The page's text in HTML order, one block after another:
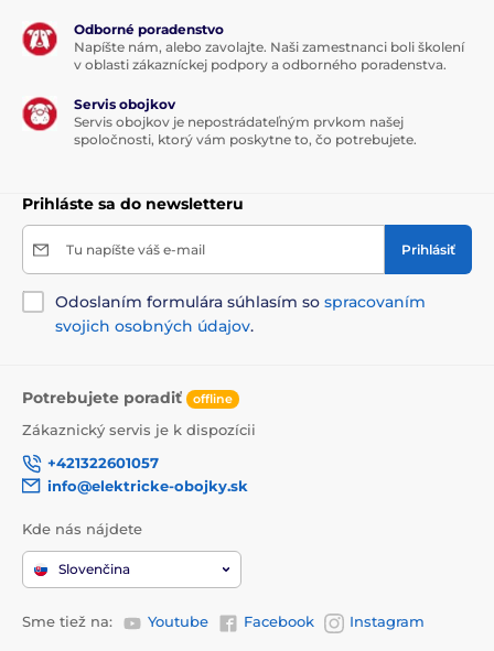
Design, do ktorého sa jednoducho
zamilujete!
úpravou, tak sa do výsledku jednoducho zamilujete!
Svieži, originálny a praktický je preto i design vodítka
Reedog Senza. Dostanete ho nie len v štyroch rôznych
Produkt je zaradený v kategóriách
Vodítka pre psov
Páskové
Odborné poradenstvo
Napíšte nám, alebo zavolajte. Naši zamestnanci boli školení
v oblasti zákazníckej podpory a odborného poradenstva.
Servis obojkov
Servis obojkov je nepostrádateľným prvkom našej
spoločnosti, ktorý vám poskytne to, čo potrebujete.
Prihláste sa do newsletteru
Tu napíšte váš e-mail Prihlásiť
Odoslaním formulára súhlasím so spracovaním
svojich osobných údajov.
Potrebujete poradiť offline
Zákaznický servis je k dispozícii
+421322601057
info@elektricke-obojky.sk
Kde nás nájdete
Slovenčina
Sme tiež na: Youtube Facebook Instagram